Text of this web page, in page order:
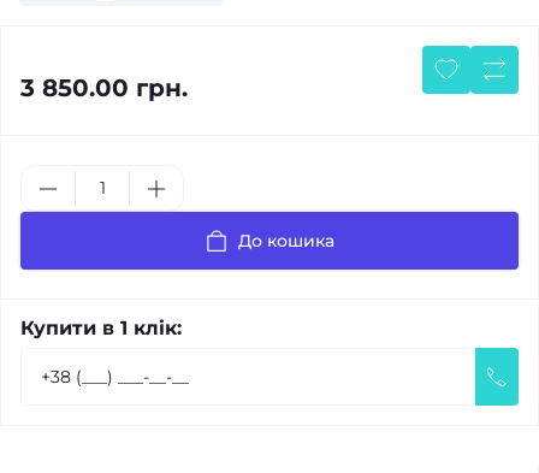
3 850.00 грн.
До кошика
Купити в 1 клік: